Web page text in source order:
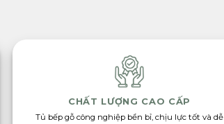
CHẤT LƯỢNG CAO CẤP
Tủ bếp gỗ công nghiệp bền bỉ, chịu lực tốt và dễ